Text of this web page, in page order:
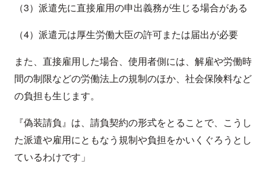
（3）派遣先に直接雇用の申出義務が生じる場合がある
（4）派遣元は厚生労働大臣の許可または届出が必要
また、直接雇用した場合、使用者側には、解雇や労働時
間の制限などの労働法上の規制のほか、社会保険料など
の負担も生じます。
『偽装請負』は、請負契約の形式をとることで、こうし
た派遣や雇用にともなう規制や負担をかいくぐろうとし
ているわけです」